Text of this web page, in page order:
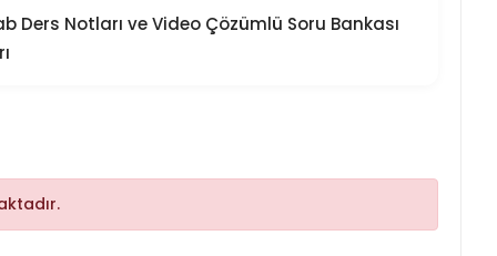
Ders Notları ve Video Çözümlü Soru Bankası